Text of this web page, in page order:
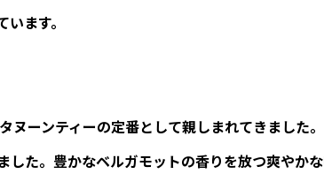
ます。
ーンティーの定番として親しまれてきました。
た。豊かなベルガモットの香りを放つ爽やかな